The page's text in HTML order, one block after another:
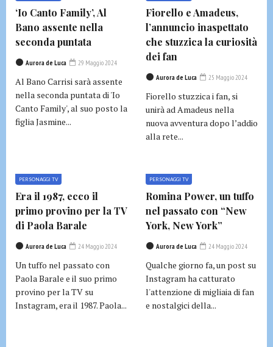
‘Io Canto Family’, Al
Bano assente nella
seconda puntata
Aurora de Luca 29 Maggio 2024
Al Bano Carrisi sarà assente
nella seconda puntata di 'Io
Canto Family', al suo posto la
figlia Jasmine...
Fiorello e Amadeus,
l’annuncio inaspettato
che stuzzica la curiosità
dei fan
Aurora de Luca 25 Maggio 2024
Fiorello stuzzica i fan, si
unirà ad Amadeus nella
nuova avventura dopo l’addio
alla rete...
PERSONAGGI TV
Era il 1987, ecco il
primo provino per la TV
di Paola Barale
Aurora de Luca 24 Maggio 2024
Un tuffo nel passato con
Paola Barale e il suo primo
provino per la TV su
Instagram, era il 1987. Paola...
PERSONAGGI TV
Romina Power, un tuffo
nel passato con “New
York, New York”
Aurora de Luca 24 Maggio 2024
Qualche giorno fa, un post su
Instagram ha catturato
l'attenzione di migliaia di fan
e nostalgici della...